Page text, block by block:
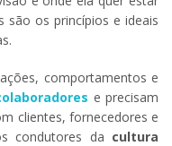
são os princípios e ideais
comportamentos e
e precisam
clientes, fornecedores e
condutores da cultura